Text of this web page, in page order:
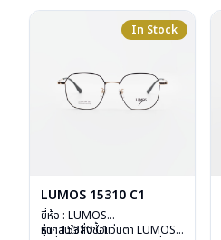
In Stock
LUMOS 15310 C1
ยี่ห้อ : LUMOS
รุ่น : 15310 C1
หากสนใจสั่งชื้อแว่นตา LUMOS